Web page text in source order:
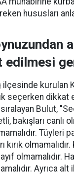
hususları
edilmesi
ilçesinde kurulan
seçerken dikkat
Bulut,
bakışları canlı
Tüyleri
kırık
olmamalıdır.
Ayrıca